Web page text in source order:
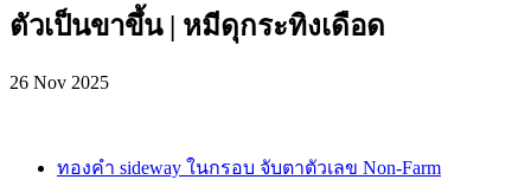
ตัวเป็นขาขึ้น | หมีดุกระทิงเดือด
26 Nov 2025
ทองคำ sideway ในกรอบ จับตาตัวเลข Non-Farm